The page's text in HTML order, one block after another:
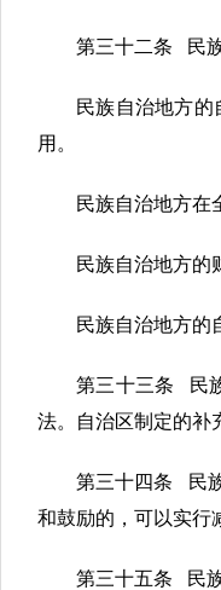
第三十二条 民
民族自治地方
用。
民族自治地方在
民族自治地方的
民族自治地方的
第三十三条 民
法。自治区制定的补
第三十四条 民
和鼓励的，可以实行
第三十五条 民